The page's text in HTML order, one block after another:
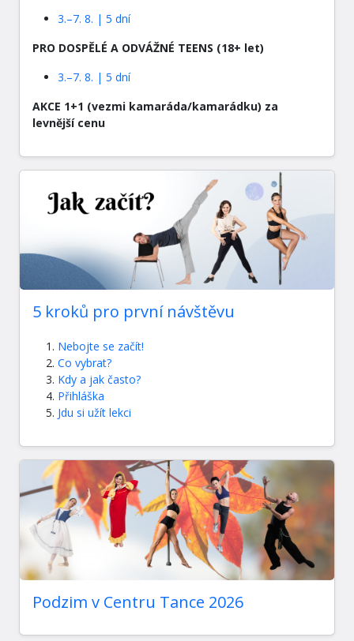
3.–7. 8. | 5 dní
PRO DOSPĚLÉ A ODVÁŽNÉ TEENS (18+ let)
3.–7. 8. | 5 dní
AKCE 1+1 (vezmi kamaráda/kamarádku) za
levnější cenu
5 kroků pro první návštěvu
Nebojte se začít!
Co vybrat?
Kdy a jak často?
Přihláška
Jdu si užít lekci
Podzim v Centru Tance 2026